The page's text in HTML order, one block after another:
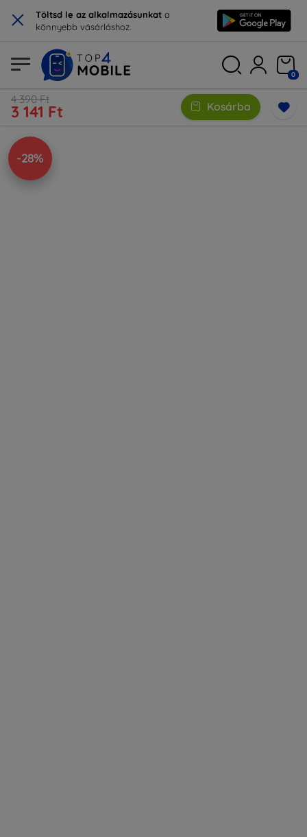
× Töltsd le az alkalmazásunkat a
könnyebb vásárláshoz.
0
4 390 Ft
3 141 Ft Kosárba
-28%